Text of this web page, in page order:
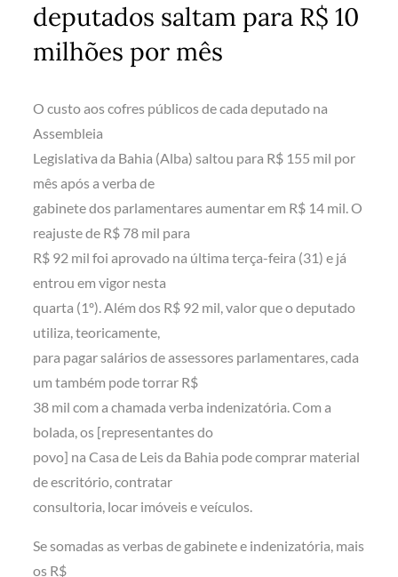
deputados saltam para R$ 10
milhões por mês
O custo aos cofres públicos de cada deputado na
Assembleia
Legislativa da Bahia (Alba) saltou para R$ 155 mil por
mês após a verba de
gabinete dos parlamentares aumentar em R$ 14 mil. O
reajuste de R$ 78 mil para
R$ 92 mil foi aprovado na última terça-feira (31) e já
entrou em vigor nesta
quarta (1º). Além dos R$ 92 mil, valor que o deputado
utiliza, teoricamente,
para pagar salários de assessores parlamentares, cada
um também pode torrar R$
38 mil com a chamada verba indenizatória. Com a
bolada, os [representantes do
povo] na Casa de Leis da Bahia pode comprar material
de escritório, contratar
consultoria, locar imóveis e veículos.
Se somadas as verbas de gabinete e indenizatória, mais
os R$